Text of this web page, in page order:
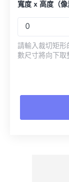
寬度 x 高度（像
請輸入裁切矩
數尺寸將向下取